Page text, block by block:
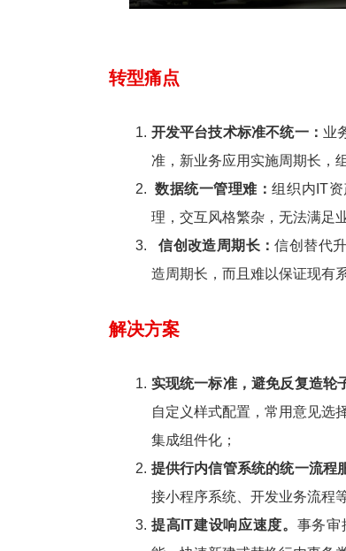
转型痛点
开发平台技术标准不统一： 业
准，新业务应用实施周期长，
数据统一管理难：组织内IT
理，交互风格繁杂，无法满足
信创改造周期长：信创替代
造周期长，而且难以保证现有
解决方案
实现统一标准，避免反复造轮
自定义样式配置，常用意见选
集成组件化；
提供行内信管系统的统一流程
接小程序系统、开发业务流程
提高IT建设响应速度。 事务审